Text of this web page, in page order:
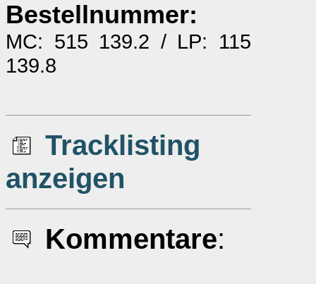
Bestellnummer:
MC: 515 139.2 / LP: 115
139.8
Tracklisting
anzeigen
Kommentare: